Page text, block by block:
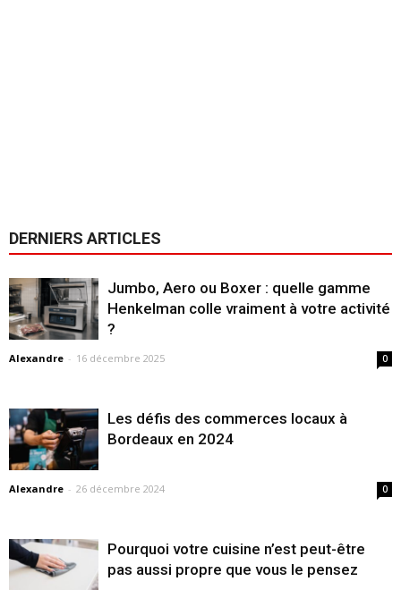
DERNIERS ARTICLES
Jumbo, Aero ou Boxer : quelle gamme
Henkelman colle vraiment à votre activité
?
Alexandre - 16 décembre 2025 0
Les défis des commerces locaux à
Bordeaux en 2024
Alexandre - 26 décembre 2024 0
Pourquoi votre cuisine n’est peut-être
pas aussi propre que vous le pensez